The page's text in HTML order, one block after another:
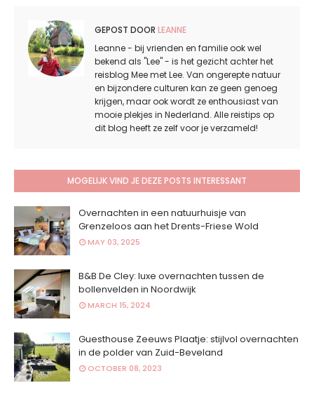
GEPOST DOOR LEANNE
Leanne - bij vrienden en familie ook wel
bekend als "Lee" - is het gezicht achter het
reisblog Mee met Lee. Van ongerepte natuur
en bijzondere culturen kan ze geen genoeg
krijgen, maar ook wordt ze enthousiast van
mooie plekjes in Nederland. Alle reistips op
dit blog heeft ze zelf voor je verzameld!
MOGELIJK VIND JE DEZE POSTS INTERESSANT
Overnachten in een natuurhuisje van
Grenzeloos aan het Drents-Friese Wold
MAY 03, 2025
B&B De Cley: luxe overnachten tussen de
bollenvelden in Noordwijk
MARCH 15, 2024
Guesthouse Zeeuws Plaatje: stijlvol overnachten
in de polder van Zuid-Beveland
OCTOBER 08, 2023